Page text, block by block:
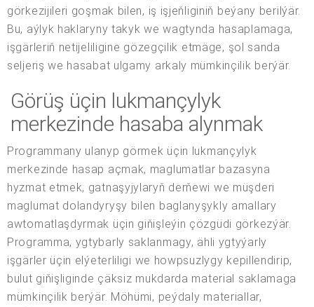
görkezijileri goşmak bilen, iş işjeňliginiň beýany berilýär.
Bu, aýlyk haklaryny takyk we wagtynda hasaplamaga,
işgärleriň netijeliligine gözegçilik etmäge, şol sanda
seljeriş we hasabat ulgamy arkaly mümkinçilik berýär.
Görüş üçin lukmançylyk
merkezinde hasaba alynmak
Programmany ulanyp görmek üçin lukmançylyk
merkezinde hasap açmak, maglumatlar bazasyna
hyzmat etmek, gatnaşyjylaryň derňewi we müşderi
maglumat dolandyryşy bilen baglanyşykly amallary
awtomatlaşdyrmak üçin giňişleýin çözgüdi görkezýär.
Programma, ygtybarly saklanmagy, ähli ygtyýarly
işgärler üçin elýeterliligi we howpsuzlygy kepillendirip,
bulut giňişliginde çäksiz mukdarda material saklamaga
mümkinçilik berýär. Möhümi, peýdaly materiallar,